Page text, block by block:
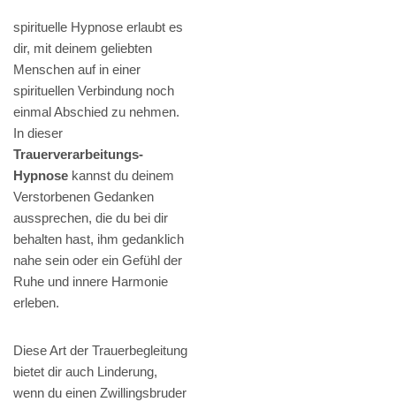
spirituelle Hypnose erlaubt es
dir, mit deinem geliebten
Menschen auf in einer
spirituellen Verbindung noch
einmal Abschied zu nehmen.
In dieser
Trauerverarbeitungs-
Hypnose kannst du deinem
Verstorbenen Gedanken
aussprechen, die du bei dir
behalten hast, ihm gedanklich
nahe sein oder ein Gefühl der
Ruhe und innere Harmonie
erleben.
Diese Art der Trauerbegleitung
bietet dir auch Linderung,
wenn du einen Zwillingsbruder